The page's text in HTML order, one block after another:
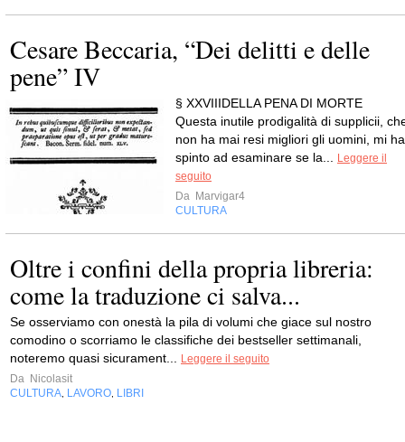
Cesare Beccaria, “Dei delitti e delle
pene” IV
§ XXVIIIDELLA PENA DI MORTE
Questa inutile prodigalità di supplicii,
non ha mai resi migliori gli uomini, mi ha
spinto ad esaminare se la... Leggere il
seguito
Da Marvigar4
CULTURA
Oltre i confini della propria libreria:
come la traduzione ci salva...
Se osserviamo con onestà la pila di volumi che giace sul nostro
comodino o scorriamo le classifiche dei bestseller settimanali,
noteremo quasi sicurament... Leggere il seguito
Da Nicolasit
CULTURA, LAVORO, LIBRI